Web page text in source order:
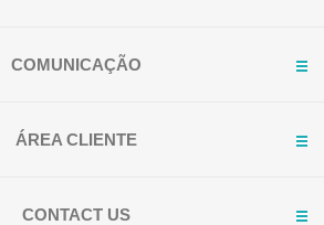
COMUNICAÇÃO
ÁREA CLIENTE
CONTACT US